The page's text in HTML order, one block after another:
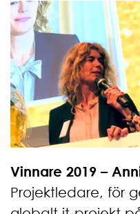
Vinnare 2019 –
Projektledare, för